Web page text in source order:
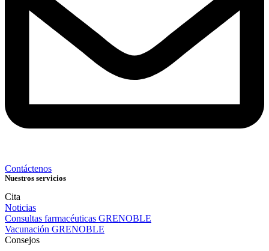
Contáctenos
Nuestros servicios
Cita
Noticias
Consultas farmacéuticas GRENOBLE
Vacunación GRENOBLE
Consejos